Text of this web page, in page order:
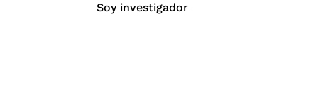
Soy investigador